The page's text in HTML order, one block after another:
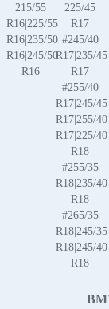
215/55
R16|225/55
R16|235/50
R16|245/50
R16
225/45
R17
#245/40
R17|235/45
R17
#255/40
R17|245/45
R17|255/40
R17|225/40
R18
#255/35
R18|235/40
R18
#265/35
R18|245/35
R18|245/40
R18